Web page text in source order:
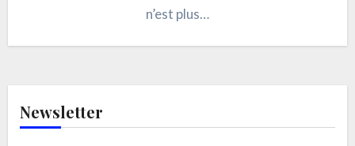
n’est plus…
Newsletter